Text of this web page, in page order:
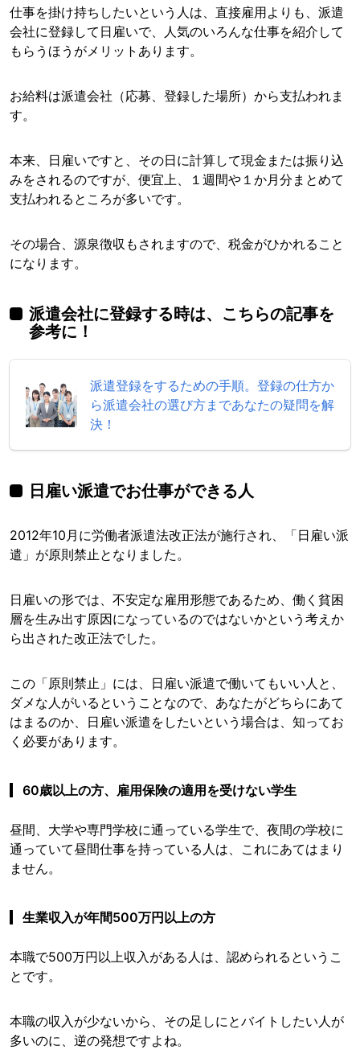
仕事を掛け持ちしたいという人は、直接雇用よりも、派遣
会社に登録して日雇いで、人気のいろんな仕事を紹介して
もらうほうがメリットあります。
お給料は派遣会社（応募、登録した場所）から支払われま
す。
本来、日雇いですと、その日に計算して現金または振り込
みをされるのですが、便宜上、１週間や１か月分まとめて
支払われるところが多いです。
その場合、源泉徴収もされますので、税金がひかれること
になります。
派遣会社に登録する時は、こちらの記事を
参考に！
派遣登録をするための手順。登録の仕方か
ら派遣会社の選び方まであなたの疑問を解
決！
日雇い派遣でお仕事ができる人
2012年10月に労働者派遣法改正法が施行され、「日雇い派
遣」が原則禁止となりました。
日雇いの形では、不安定な雇用形態であるため、働く貧困
層を生み出す原因になっているのではないかという考えか
ら出された改正法でした。
この「原則禁止」には、日雇い派遣で働いてもいい人と、
ダメな人がいるということなので、あなたがどちらにあて
はまるのか、日雇い派遣をしたいという場合は、知ってお
く必要があります。
60歳以上の方、雇用保険の適用を受けない学生
昼間、大学や専門学校に通っている学生で、夜間の学校に
通っていて昼間仕事を持っている人は、これにあてはまり
ません。
生業収入が年間500万円以上の方
本職で500万円以上収入がある人は、認められるというこ
とです。
本職の収入が少ないから、その足しにとバイトしたい人が
多いのに、逆の発想ですよね。